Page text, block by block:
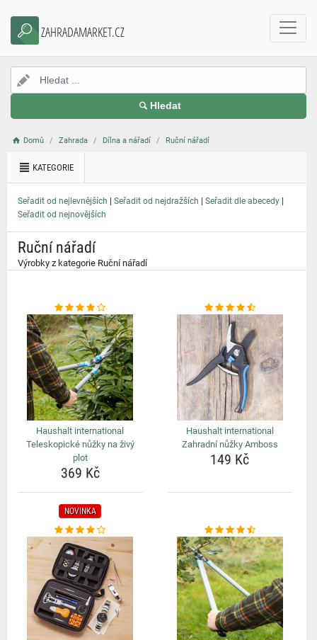
ZAHRADAMARKET.CZ
Hledat
Domů Zahrada Dílna a nářadí Ruční nářadí
KATEGORIE
Seřadit od nejlevnějších | Seřadit od nejdražších | Seřadit dle abecedy |
Seřadit od nejnovějších
Ruční nářadí
Výrobky z kategorie Ruční nářadí
Haushalt international
Teleskopické nůžky na živý
plot
369 Kč
Haushalt international
Zahradní nůžky Amboss
149 Kč
NOVINKA